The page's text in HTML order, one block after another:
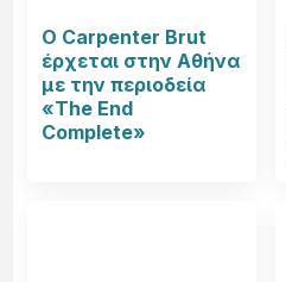
Ο Carpenter Brut
έρχεται στην Αθήνα
με την περιοδεία
«The End
Complete»